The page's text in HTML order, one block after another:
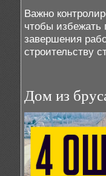
Важно
чтобы
завершения
строительству
Дом из